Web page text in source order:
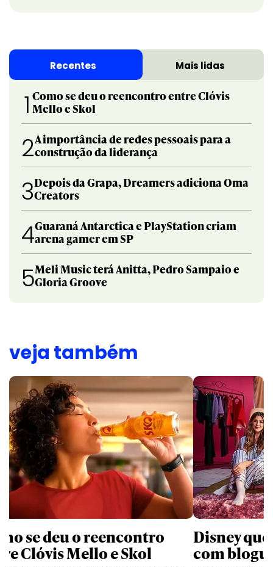
Recentes Mais lidas
1 Como se deu o reencontro entre Clóvis
Mello e Skol
2A importância de redes pessoais para a
construção da liderança
3Depois da Grapa, Dreamers adiciona Oma
Creators
4Guaraná Antarctica e PlayStation criam
arena gamer em SP
5Meli Music terá Anitta, Pedro Sampaio e
Gloria Groove
veja também
se deu o reencontro
Clóvis Mello e Skol
Disney
com